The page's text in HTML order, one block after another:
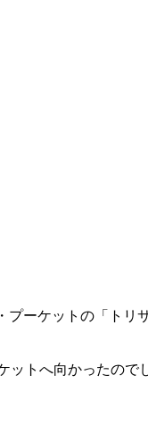
プーケットの「トリ
トへ向かったので